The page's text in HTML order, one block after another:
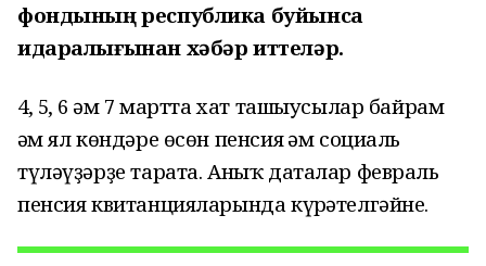
фондының республика буйынса
идаралығынан хәбәр иттеләр.
4, 5, 6 һәм 7 мартта хат ташыусылар байрам
һәм ял көндәре өсөн пенсия һәм социаль
түләүҙәрҙе тарата. Аныҡ даталар февраль
пенсия квитанцияларында күрһәтелгәйне.